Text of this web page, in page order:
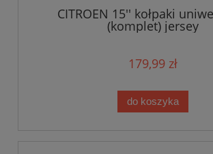
CITROEN 15'' kołpaki
(komplet) jersey
179,99 zł
do koszyka